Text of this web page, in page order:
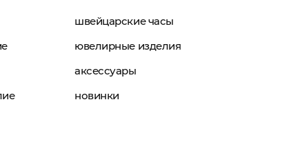
швейцарские часы
ювелирные изделия
аксессуары
новинки